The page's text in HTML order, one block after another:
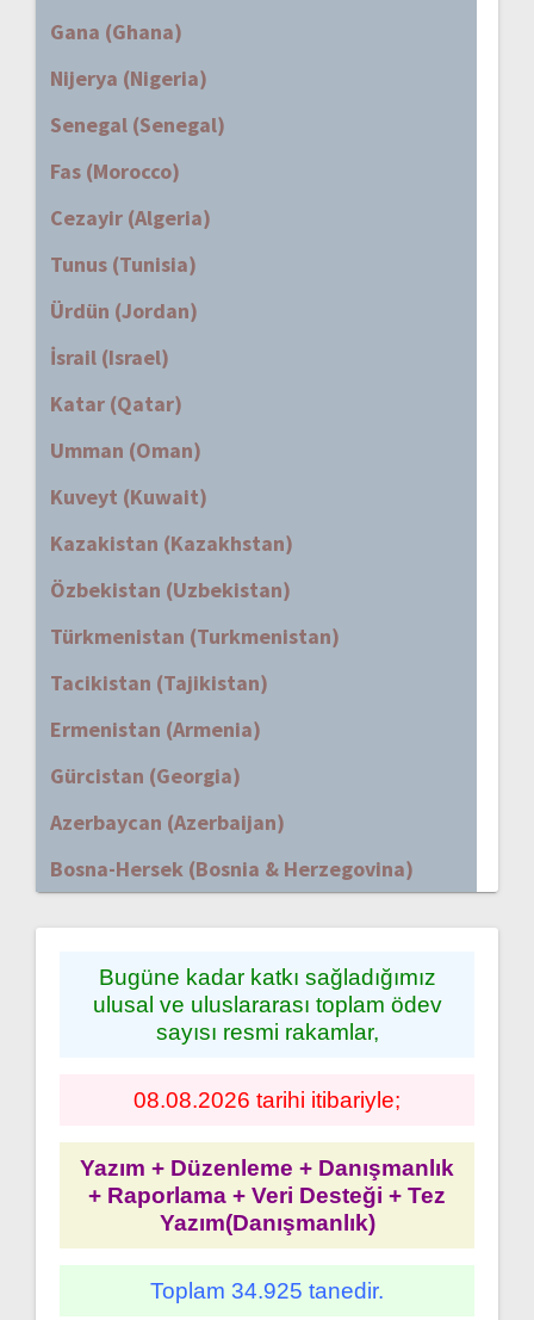
Gana (Ghana)
Nijerya (Nigeria)
Senegal (Senegal)
Fas (Morocco)
Cezayir (Algeria)
Tunus (Tunisia)
Ürdün (Jordan)
İsrail (Israel)
Katar (Qatar)
Umman (Oman)
Kuveyt (Kuwait)
Kazakistan (Kazakhstan)
Özbekistan (Uzbekistan)
Türkmenistan (Turkmenistan)
Tacikistan (Tajikistan)
Ermenistan (Armenia)
Gürcistan (Georgia)
Azerbaycan (Azerbaijan)
Bosna-Hersek (Bosnia & Herzegovina)
Bugüne kadar katkı sağladığımız
ulusal ve uluslararası toplam ödev
sayısı resmi rakamlar,
08.08.2026 tarihi itibariyle;
Yazım + Düzenleme + Danışmanlık
+ Raporlama + Veri Desteği + Tez
Yazım(Danışmanlık)
Toplam 34.925 tanedir.